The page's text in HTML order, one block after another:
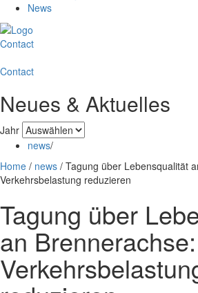
News
Contact
Contact
Neues & Aktuelles
Jahr
news/
Home / news / Tagung über Lebensqualität
Verkehrsbelastung reduzieren
Tagung über
an Brennerachse: